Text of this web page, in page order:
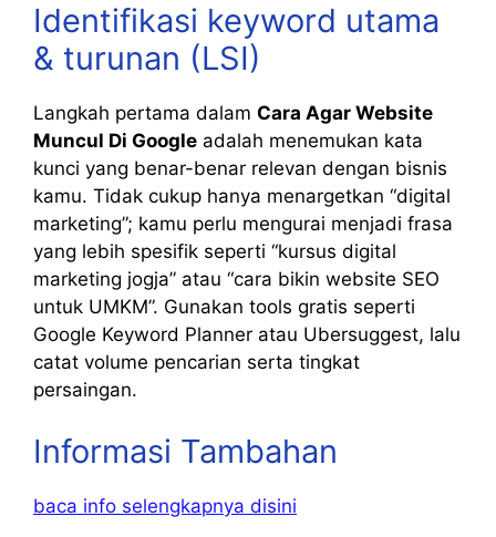
Identifikasi keyword utama
& turunan (LSI)
Langkah pertama dalam Cara Agar Website
Muncul Di Google adalah menemukan kata
kunci yang benar-benar relevan dengan bisnis
kamu. Tidak cukup hanya menargetkan “digital
marketing”; kamu perlu mengurai menjadi frasa
yang lebih spesifik seperti “kursus digital
marketing jogja” atau “cara bikin website SEO
untuk UMKM”. Gunakan tools gratis seperti
Google Keyword Planner atau Ubersuggest, lalu
catat volume pencarian serta tingkat
persaingan.
Informasi Tambahan
baca info selengkapnya disini